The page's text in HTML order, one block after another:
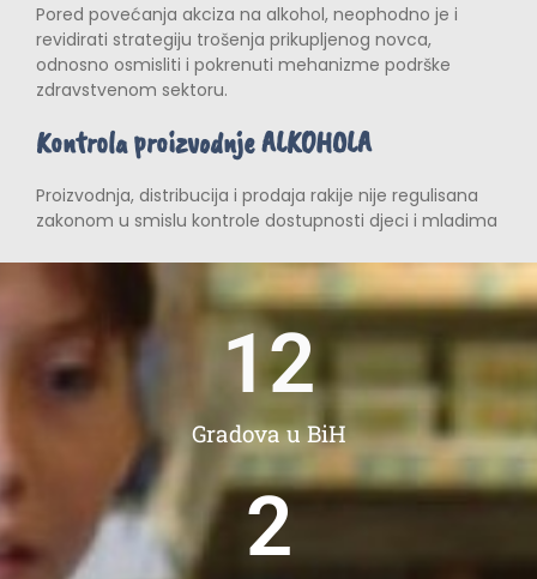
Pored povećanja akciza na alkohol, neophodno je i
revidirati strategiju trošenja prikupljenog novca,
odnosno osmisliti i pokrenuti mehanizme podrške
zdravstvenom sektoru.
Kontrola proizvodnje ALKOHOLA
Proizvodnja, distribucija i prodaja rakije nije regulisana
zakonom u smislu kontrole dostupnosti djeci i mladima
Gradova u BiH
12
2